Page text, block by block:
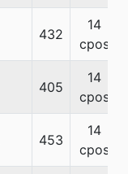
432
14
cpos
405
14
cpos
453
14
cpos